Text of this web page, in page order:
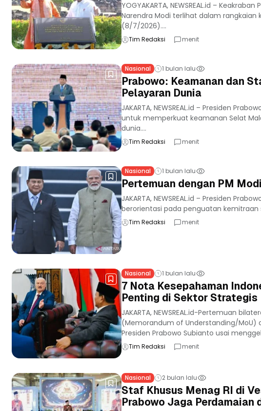
YOGYAKARTA, NEWSREAL.id –
Narendra Modi terlihat dalam rangkaian
(8/7/2026)....
Tim Redaksi menit
Nasional 1 bulan lalu
Prabowo: Keamanan dan
Pelayaran Dunia
JAKARTA, NEWSREAL.id – Presiden
untuk memperkuat keamanan Selat
dunia....
Tim Redaksi menit
Nasional 1 bulan lalu
Pertemuan dengan PM
JAKARTA, NEWSREAL.id – Presiden
berorientasi pada penguatan kemitraan
Tim Redaksi menit
Nasional 1 bulan lalu
7 Nota Kesepahaman
Penting di Sektor Strategis
JAKARTA, NEWSREAL.id-Pertemuan
(Memorandum of Understanding/MoU)
Presiden Prabowo Subianto usai
Tim Redaksi menit
Nasional 2 bulan lalu
Staf Khusus Menag RI di
Prabowo Jaga Perdamaian